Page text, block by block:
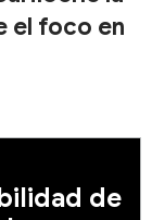
el foco en
de